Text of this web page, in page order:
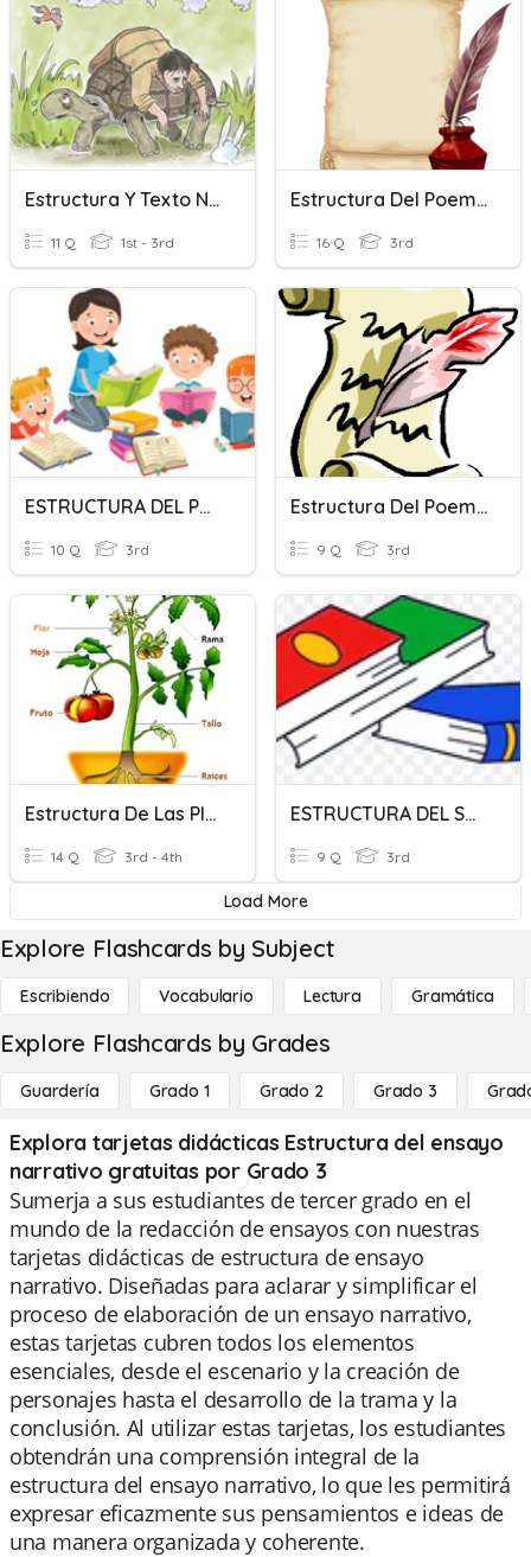
Estructura Y Texto Narrativo
11 Q 1st - 3rd
Estructura Del Poema
16 Q 3rd
ESTRUCTURA DEL PREDICADO
10 Q 3rd
Estructura Del Poema
9 Q 3rd
Estructura De Las Plantas
14 Q 3rd - 4th
ESTRUCTURA DEL SUJETO
9 Q 3rd
Load More
Explore Flashcards by Subject
Escribiendo Vocabulario Lectura Gramática
Explore Flashcards by Grades
Guardería Grado 1 Grado 2 Grado 3
Explora tarjetas didácticas Estructura del ensayo
narrativo gratuitas por Grado 3
Sumerja a sus estudiantes de tercer grado en el
mundo de la redacción de ensayos con nuestras
tarjetas didácticas de estructura de ensayo
narrativo. Diseñadas para aclarar y simplificar el
proceso de elaboración de un ensayo narrativo,
estas tarjetas cubren todos los elementos
esenciales, desde el escenario y la creación de
personajes hasta el desarrollo de la trama y la
conclusión. Al utilizar estas tarjetas, los estudiantes
obtendrán una comprensión integral de la
estructura del ensayo narrativo, lo que les permitirá
expresar eficazmente sus pensamientos e ideas de
una manera organizada y coherente.